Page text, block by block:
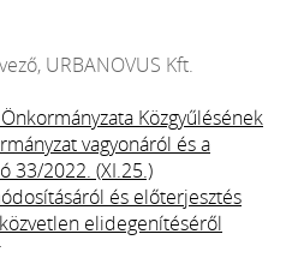
URBANOVUS Kft.
Közgyűlésének
vagyonáról és a
33/2022. (XI.25.)
és előterjesztés
elidegenítéséről